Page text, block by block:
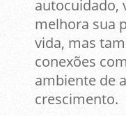
autocuidado,
melhora sua
vida, mas
conexões
ambiente de
crescimento.